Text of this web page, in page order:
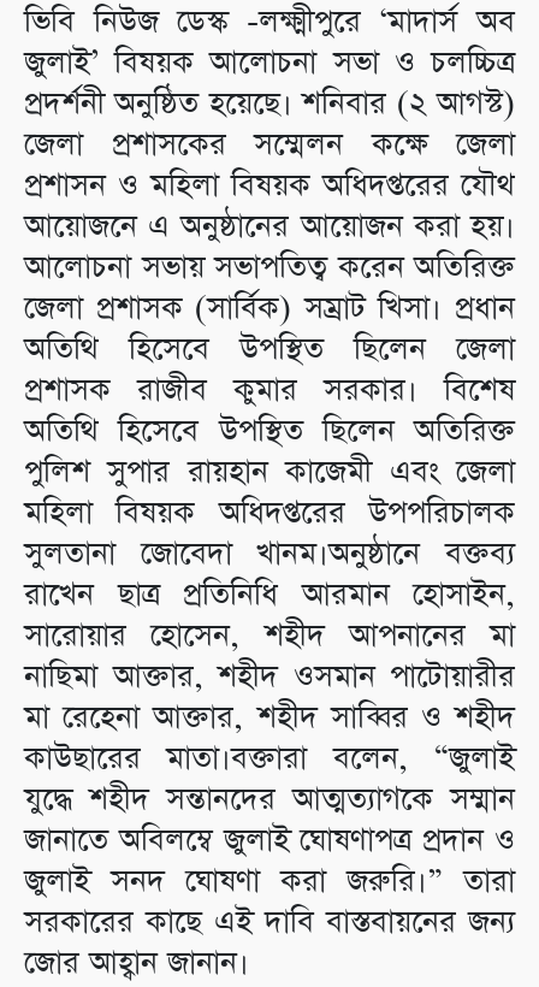
ভিবি নিউজ ডেস্ক -লক্ষ্মীপুরে ‘মাদার্স অব
জুলাই’ বিষয়ক আলোচনা সভা ও চলচ্চিত্র
প্রদর্শনী অনুষ্ঠিত হয়েছে। শনিবার (২ আগস্ট)
জেলা প্রশাসকের সম্মেলন কক্ষে জেলা
প্রশাসন ও মহিলা বিষয়ক অধিদপ্তরের যৌথ
আয়োজনে এ অনুষ্ঠানের আয়োজন করা হয়।
আলোচনা সভায় সভাপতিত্ব করেন অতিরিক্ত
জেলা প্রশাসক (সার্বিক) সম্রাট খিসা। প্রধান
অতিথি হিসেবে উপস্থিত ছিলেন জেলা
প্রশাসক রাজীব কুমার সরকার। বিশেষ
অতিথি হিসেবে উপস্থিত ছিলেন অতিরিক্ত
পুলিশ সুপার রায়হান কাজেমী এবং জেলা
মহিলা বিষয়ক অধিদপ্তরের উপপরিচালক
সুলতানা জোবেদা খানম।অনুষ্ঠানে বক্তব্য
রাখেন ছাত্র প্রতিনিধি আরমান হোসাইন,
সারোয়ার হোসেন, শহীদ আপনানের মা
নাছিমা আক্তার, শহীদ ওসমান পাটোয়ারীর
মা রেহেনা আক্তার, শহীদ সাব্বির ও শহীদ
কাউছারের মাতা।বক্তারা বলেন, “জুলাই
যুদ্ধে শহীদ সন্তানদের আত্মত্যাগকে সম্মান
জানাতে অবিলম্বে জুলাই ঘোষণাপত্র প্রদান ও
জুলাই সনদ ঘোষণা করা জরুরি।” তারা
সরকারের কাছে এই দাবি বাস্তবায়নের জন্য
জোর আহ্বান জানান।